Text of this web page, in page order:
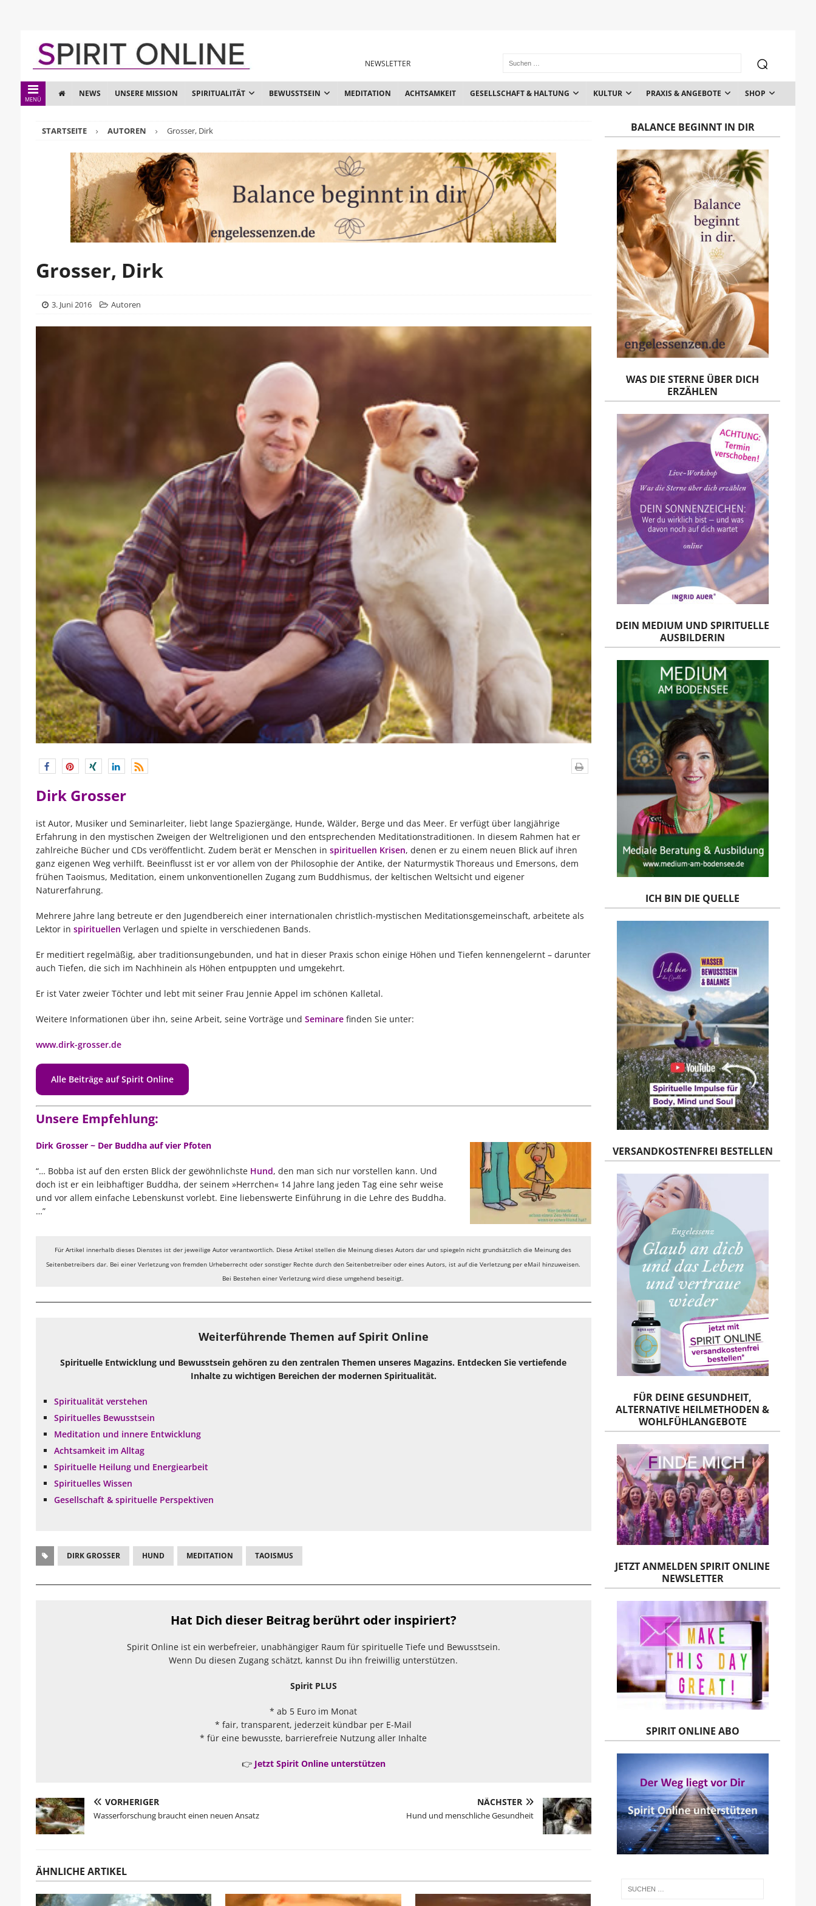
NEWSLETTER
MENÜ
NEWS UNSERE MISSION SPIRITUALITÄT BEWUSSTSEIN MEDITATION ACHTSAMKEIT GESELLSCHAFT & HALTUNG KULTUR PRAXIS & ANGEBOTE SHOP
STARTSEITE AUTOREN Grosser, Dirk
Grosser, Dirk
3. Juni 2016 Autoren
Dirk Grosser
ist Autor, Musiker und Seminarleiter, liebt lange Spaziergänge, Hunde, Wälder, Berge und das Meer. Er verfügt über langjährige
Erfahrung in den mystischen Zweigen der Weltreligionen und den entsprechenden Meditationstraditionen. In diesem Rahmen hat er
zahlreiche Bücher und CDs veröffentlicht. Zudem berät er Menschen in spirituellen Krisen, denen er zu einem neuen Blick auf ihren
ganz eigenen Weg verhilft. Beeinflusst ist er vor allem von der Philosophie der Antike, der Naturmystik Thoreaus und Emersons, dem
frühen Taoismus, Meditation, einem unkonventionellen Zugang zum Buddhismus, der keltischen Weltsicht und eigener
Naturerfahrung.
Mehrere Jahre lang betreute er den Jugendbereich einer internationalen christlich-mystischen Meditationsgemeinschaft, arbeitete als
Lektor in spirituellen Verlagen und spielte in verschiedenen Bands.
Er meditiert regelmäßig, aber traditionsungebunden, und hat in dieser Praxis schon einige Höhen und Tiefen kennengelernt – darunter
auch Tiefen, die sich im Nachhinein als Höhen entpuppten und umgekehrt.
Er ist Vater zweier Töchter und lebt mit seiner Frau Jennie Appel im schönen Kalletal.
Weitere Informationen über ihn, seine Arbeit, seine Vorträge und Seminarefinden Sie unter:
www.dirk-grosser.de
Alle Beiträge auf Spirit Online
Unsere Empfehlung:
Dirk Grosser ~ Der Buddha auf vier Pfoten
“… Bobba ist auf den ersten Blick der gewöhnlichste Hund, den man sich nur vorstellen kann. Und
doch ist er ein leibhaftiger Buddha, der seinem »Herrchen« 14 Jahre lang jeden Tag eine sehr weise
und vor allem einfache Lebenskunst vorlebt. Eine liebenswerte Einführung in die Lehre des Buddha.
…”
Für Artikel innerhalb dieses Dienstes ist der jeweilige Autor verantwortlich. Diese Artikel stellen die Meinung dieses Autors dar und spiegeln nicht grundsätzlich die Meinung des
Seitenbetreibers dar. Bei einer Verletzung von fremden Urheberrecht oder sonstiger Rechte durch den Seitenbetreiber oder eines Autors, ist auf die Verletzung per eMail hinzuweisen.
Bei Bestehen einer Verletzung wird diese umgehend beseitigt.
Weiterführende Themen auf Spirit Online
Spirituelle Entwicklung und Bewusstsein gehören zu den zentralen Themen unseres Magazins. Entdecken Sie vertiefende
Inhalte zu wichtigen Bereichen der modernen Spiritualität.
Spiritualität verstehen
Spirituelles Bewusstsein
Meditation und innere Entwicklung
Achtsamkeit im Alltag
Spirituelle Heilung und Energiearbeit
Spirituelles Wissen
Gesellschaft & spirituelle Perspektiven
DIRK GROSSER HUND MEDITATION TAOISMUS
Hat Dich dieser Beitrag berührt oder inspiriert?
Spirit Online ist ein werbefreier, unabhängiger Raum für spirituelle Tiefe und Bewusstsein.
Wenn Du diesen Zugang schätzt, kannst Du ihn freiwillig unterstützen.
Spirit PLUS
* ab 5 Euro im Monat
* fair, transparent, jederzeit kündbar per E-Mail
* für eine bewusste, barrierefreie Nutzung aller Inhalte
👉 Jetzt Spirit Online unterstützen
VORHERIGER
Wasserforschung braucht einen neuen Ansatz
NÄCHSTER
Hund und menschliche Gesundheit
ÄHNLICHE ARTIKEL
BALANCE BEGINNT IN DIR
WAS DIE STERNE ÜBER DICH
ERZÄHLEN
DEIN MEDIUM UND SPIRITUELLE
AUSBILDERIN
ICH BIN DIE QUELLE
VERSANDKOSTENFREI BESTELLEN
FÜR DEINE GESUNDHEIT,
ALTERNATIVE HEILMETHODEN &
WOHLFÜHLANGEBOTE
JETZT ANMELDEN SPIRIT ONLINE
NEWSLETTER
SPIRIT ONLINE ABO